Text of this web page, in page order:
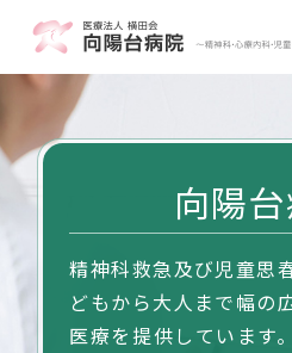
向陽
精神科救急及び児童思
どもから大人まで幅の
医療を提供しています